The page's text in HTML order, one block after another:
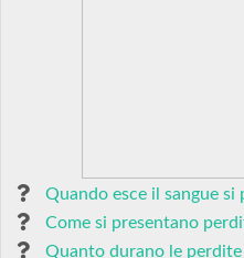
Quando esce il sangue si
Come si presentano
Quanto durano le